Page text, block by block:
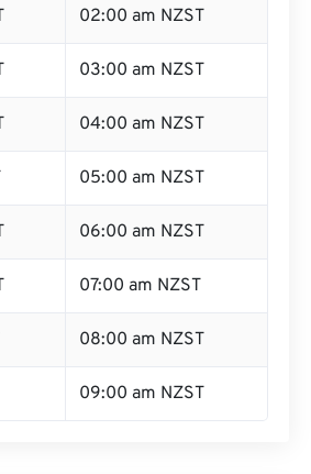
02:00 am NZST
03:00 am NZST
04:00 am NZST
05:00 am NZST
06:00 am NZST
07:00 am NZST
08:00 am NZST
09:00 am NZST